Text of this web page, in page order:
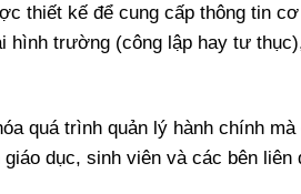
thiết kế để cung cấp thông tin
trường (công lập hay tư
quá trình quản lý hành chính
dục, sinh viên và các bên liên